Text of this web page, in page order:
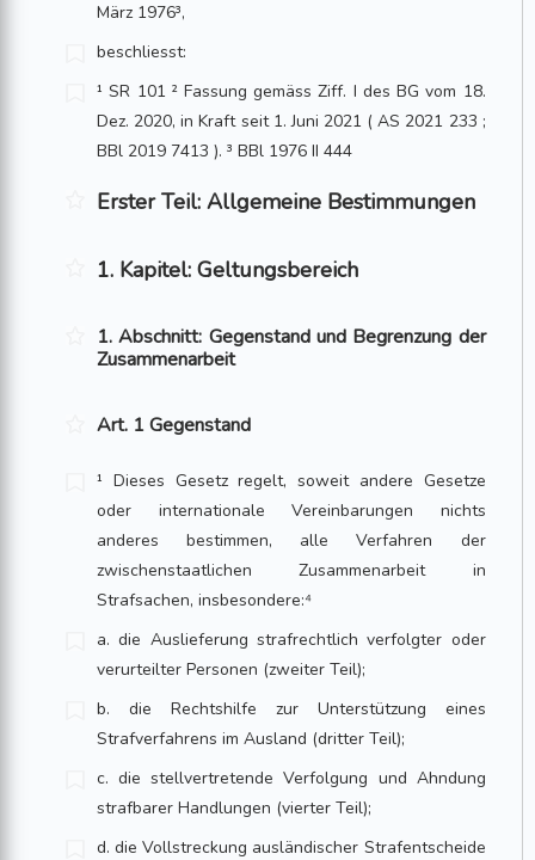
März 1976³,
beschliesst:
¹ SR 101 ² Fassung gemäss Ziff. I des BG vom 18.
Dez. 2020, in Kraft seit 1. Juni 2021 ( AS 2021 233 ;
BBl 2019 7413 ). ³ BBl 1976 II 444
Erster Teil: Allgemeine Bestimmungen
1. Kapitel: Geltungsbereich
1. Abschnitt: Gegenstand und Begrenzung der
Zusammenarbeit
Art. 1 Gegenstand
¹ Dieses Gesetz regelt, soweit andere Gesetze
oder internationale Vereinbarungen nichts
anderes bestimmen, alle Verfahren der
zwischenstaatlichen Zusammenarbeit in
Strafsachen, insbesondere:⁴
a. die Auslieferung strafrechtlich verfolgter oder
verurteilter Personen (zweiter Teil);
b. die Rechtshilfe zur Unterstützung eines
Strafverfahrens im Ausland (dritter Teil);
c. die stellvertretende Verfolgung und Ahndung
strafbarer Handlungen (vierter Teil);
d. die Vollstreckung ausländischer Strafentscheide